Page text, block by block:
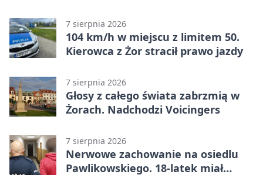
7 sierpnia 2026
104 km/h w miejscu z limitem 50.
Kierowca z Żor stracił prawo jazdy
7 sierpnia 2026
Głosy z całego świata zabrzmią w
Żorach. Nadchodzi Voicingers
7 sierpnia 2026
Nerwowe zachowanie na osiedlu
Pawlikowskiego. 18-latek miał